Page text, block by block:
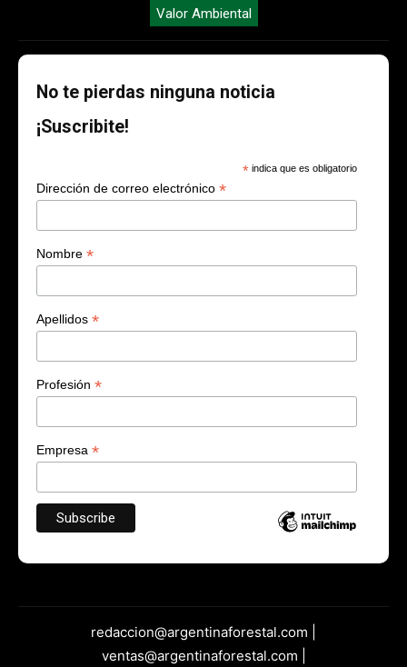
Valor Ambiental
No te pierdas ninguna noticia
¡Suscribite!
* indica que es obligatorio
Dirección de correo electrónico *
Nombre *
Apellidos *
Profesión *
Empresa *
redaccion@argentinaforestal.com |
ventas@argentinaforestal.com |